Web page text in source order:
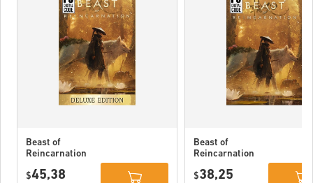
Beast of
Reincarnation
PC (STEAM)
$45,38
Beast of
Reincarnation
$38,25